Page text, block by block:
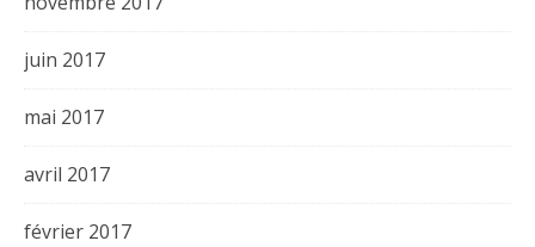
juin 2017
mai 2017
avril 2017
février 2017